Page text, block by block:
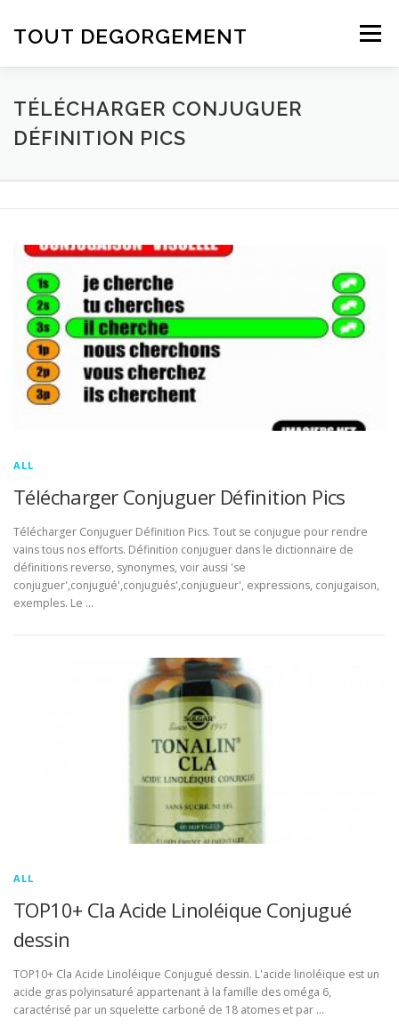
TOUT DEGORGEMENT Menu
TÉLÉCHARGER CONJUGUER
DÉFINITION PICS
ALL
Télécharger Conjuguer Définition Pics
Télécharger Conjuguer Définition Pics. Tout se conjugue pour rendre
vains tous nos efforts. Définition conjuguer dans le dictionnaire de
définitions reverso, synonymes, voir aussi 'se
conjuguer',conjugué',conjugués',conjugueur', expressions, conjugaison,
exemples. Le …
ALL
TOP10+ Cla Acide Linoléique Conjugué
dessin
TOP10+ Cla Acide Linoléique Conjugué dessin. L'acide linoléique est un
acide gras polyinsaturé appartenant à la famille des oméga 6,
caractérisé par un squelette carboné de 18 atomes et par …